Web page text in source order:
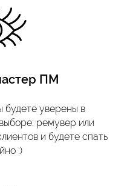
ПМ
будете уверены в
ремувер или
и будете спать
:)